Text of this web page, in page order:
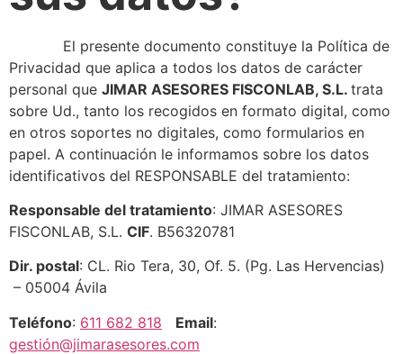
El presente documento constituye la Política de
Privacidad que aplica a todos los datos de carácter
personal que JIMAR ASESORES FISCONLAB, S.L. trata
sobre Ud., tanto los recogidos en formato digital, como
en otros soportes no digitales, como formularios en
papel. A continuación le informamos sobre los datos
identificativos del RESPONSABLE del tratamiento:
Responsable del tratamiento: JIMAR ASESORES
FISCONLAB, S.L. CIF. B56320781
Dir. postal: CL. Rio Tera, 30, Of. 5. (Pg. Las Hervencias)
– 05004 Ávila
Teléfono: 611 682 818 Email:
gestión@jimarasesores.com